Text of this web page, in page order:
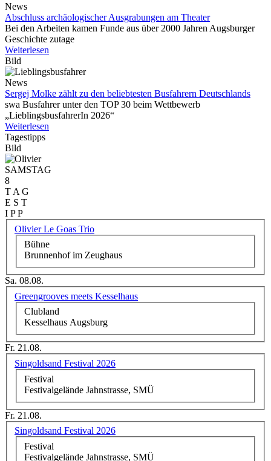
News
Abschluss archäologischer Ausgrabungen am Theater
Bei den Arbeiten kamen Funde aus über 2000 Jahren Augsburger
Geschichte zutage
Weiterlesen
Bild
News
Sergej Molke zählt zu den beliebtesten Busfahrern Deutschlands
swa Busfahrer unter den TOP 30 beim Wettbewerb
„LieblingsbusfahrerIn 2026“
Weiterlesen
Tagestipps
Bild
SAMSTAG
8
T A G
E S T
I P P
Olivier Le Goas Trio
Bühne
Brunnenhof im Zeughaus
Sa. 08.08.
Greengrooves meets Kesselhaus
Clubland
Kesselhaus Augsburg
Fr. 21.08.
Singoldsand Festival 2026
Festival
Festivalgelände Jahnstrasse, SMÜ
Fr. 21.08.
Singoldsand Festival 2026
Festival
Festivalgelände Jahnstrasse, SMÜ